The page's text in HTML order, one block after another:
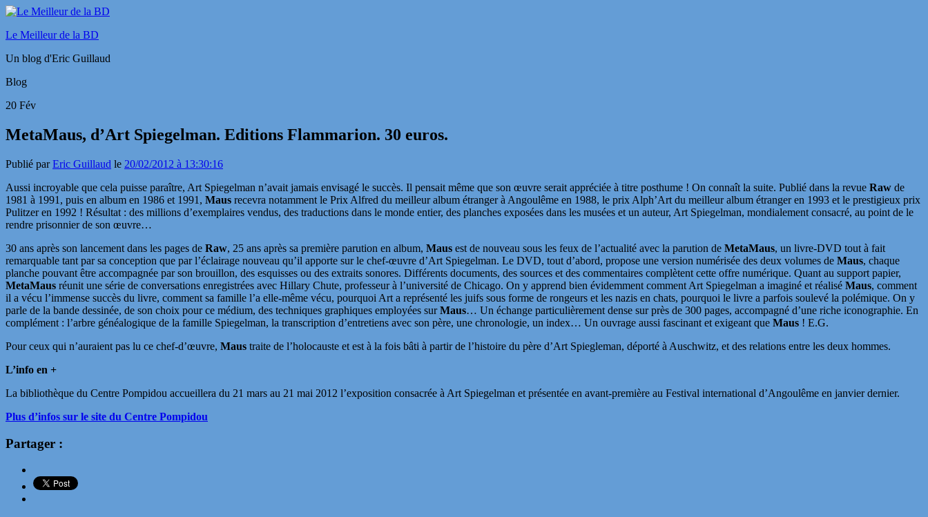
Le Meilleur de la BD
Un blog d'Eric Guillaud
Blog
20 Fév
MetaMaus, d’Art Spiegelman. Editions Flammarion. 30 euros.
Publié parEric Guillaud le 20/02/2012 à 13:30:16
Aussi incroyable que cela puisse paraître, Art Spiegelman n’avait jamais envisagé le succès. Il pensait même que son œuvre serait appréciée à titre posthume ! On connaît la suite. Publié dans la revue Raw de
1981 à 1991, puis en album en 1986 et 1991, Maus recevra notamment le Prix Alfred du meilleur album étranger à Angoulême en 1988, le prix Alph’Art du meilleur album étranger en 1993 et le prestigieux prix
Pulitzer en 1992 ! Résultat : des millions d’exemplaires vendus, des traductions dans le monde entier, des planches exposées dans les musées et un auteur, Art Spiegelman, mondialement consacré, au point de le
rendre prisonnier de son œuvre…
30 ans après son lancement dans les pages de Raw, 25 ans après sa première parution en album, Maus est de nouveau sous les feux de l’actualité avec la parution de MetaMaus, un livre-DVD tout à fait
remarquable tant par sa conception que par l’éclairage nouveau qu’il apporte sur le chef-œuvre d’Art Spiegelman. Le DVD, tout d’abord, propose une version numérisée des deux volumes de Maus, chaque
planche pouvant être accompagnée par son brouillon, des esquisses ou des extraits sonores. Différents documents, des sources et des commentaires complètent cette offre numérique. Quant au support papier,
MetaMaus réunit une série de conversations enregistrées avec Hillary Chute, professeur à l’université de Chicago. On y apprend bien évidemment comment Art Spiegelman a imaginé et réalisé Maus, comment
il a vécu l’immense succès du livre, comment sa famille l’a elle-même vécu, pourquoi Art a représenté les juifs sous forme de rongeurs et les nazis en chats, pourquoi le livre a parfois soulevé la polémique. On y
parle de la bande dessinée, de son choix pour ce médium, des techniques graphiques employées surMaus… Un échange particulièrement dense sur près de 300 pages, accompagné d’une riche iconographie. En
complément : l’arbre généalogique de la famille Spiegelman, la transcription d’entretiens avec son père, une chronologie, un index… Un ouvrage aussi fascinant et exigeant que Maus ! E.G.
Pour ceux qui n’auraient pas lu ce chef-d’œuvre, Maus traite de l’holocauste et est à la fois bâti à partir de l’histoire du père d’Art Spiegleman, déporté à Auschwitz, et des relations entre les deux hommes.
L’info en +
La bibliothèque du Centre Pompidou accueillera du 21 mars au 21 mai 2012 l’exposition consacrée à Art Spiegelman et présentée en avant-première au Festival international d’Angoulême en janvier dernier.
Plus d’infos sur le site du Centre Pompidou
Partager :